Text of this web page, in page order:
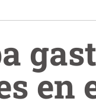
en